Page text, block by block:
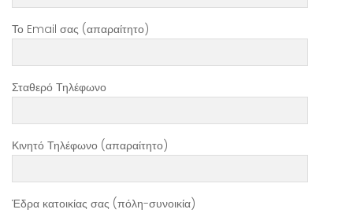
Το Email σας (απαραίτητο)
Σταθερό Τηλέφωνο
Κινητό Τηλέφωνο (απαραίτητο)
Έδρα κατοικίας σας (πόλη-συνοικία)